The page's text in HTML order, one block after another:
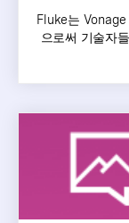
Fluke는
으로써 기술자